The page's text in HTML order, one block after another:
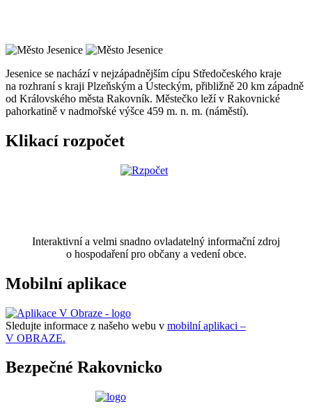
Jesenice se nachází v nejzápadnějším cípu Středočeského kraje
na rozhraní s kraji Plzeňským a Ústeckým, přibližně 20 km západně
od Královského města Rakovník. Městečko leží v Rakovnické
pahorkatině v nadmořské výšce 459 m. n. m. (náměstí).
Klikací rozpočet
Interaktivní a velmi snadno ovladatelný informační zdroj
o hospodaření pro občany a vedení obce.
Mobilní aplikace
Sledujte informace z našeho webu v mobilní aplikaci –
V OBRAZE.
Bezpečné Rakovnicko